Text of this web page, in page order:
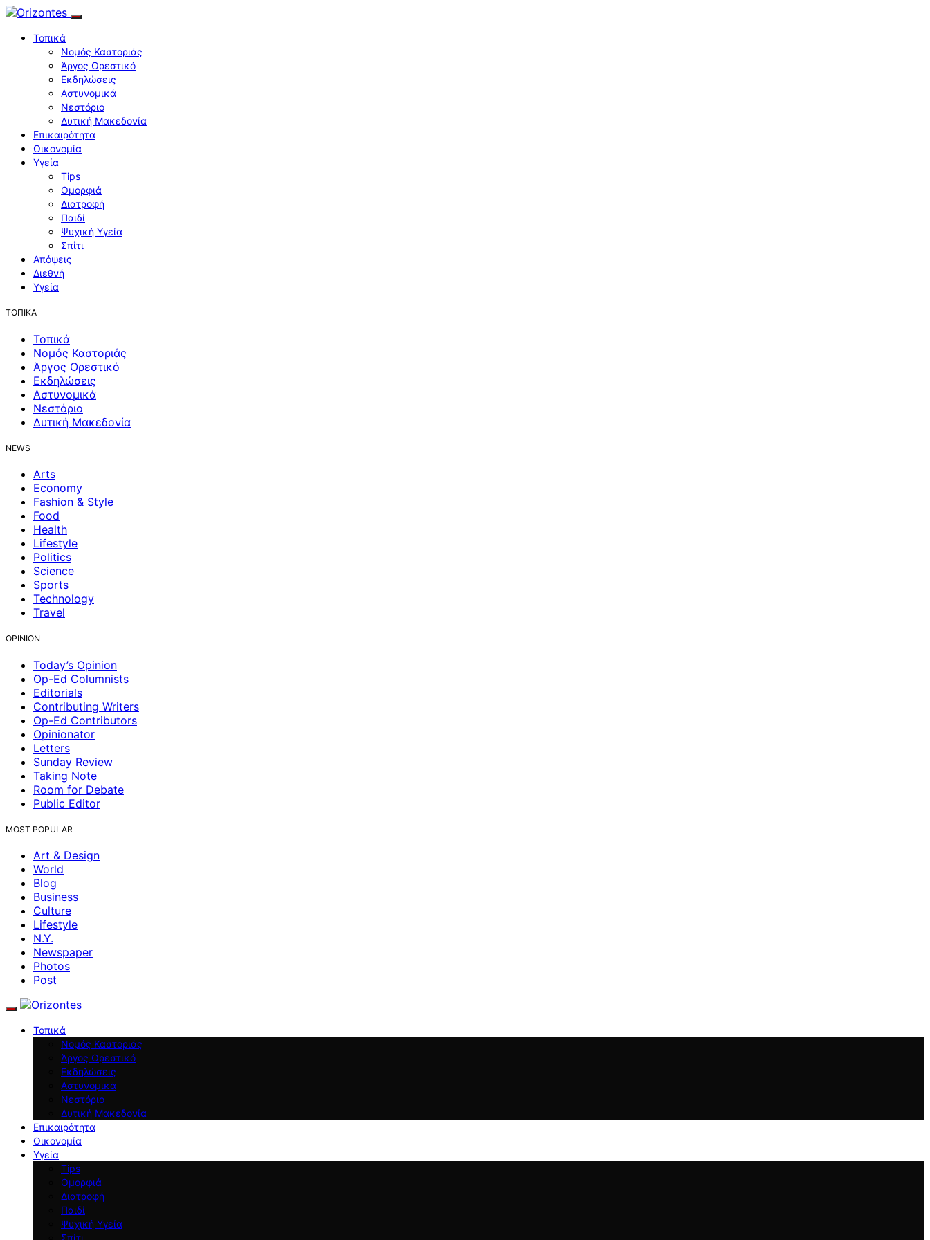
Τοπικά
Νομός Καστοριάς
Άργος Ορεστικό
Εκδηλώσεις
Αστυνομικά
Νεστόριο
Δυτική Μακεδονία
Επικαιρότητα
Οικονομία
Υγεία
Tips
Ομορφιά
Διατροφή
Παιδί
Ψυχική Υγεία
Σπίτι
Απόψεις
Διεθνή
Υγεία
ΤΟΠΙΚΑ
Τοπικά
Νομός Καστοριάς
Άργος Ορεστικό
Εκδηλώσεις
Αστυνομικά
Νεστόριο
Δυτική Μακεδονία
NEWS
Arts
Economy
Fashion & Style
Food
Health
Lifestyle
Politics
Science
Sports
Technology
Travel
OPINION
Today’s Opinion
Op-Ed Columnists
Editorials
Contributing Writers
Op-Ed Contributors
Opinionator
Letters
Sunday Review
Taking Note
Room for Debate
Public Editor
MOST POPULAR
Art & Design
World
Blog
Business
Culture
Lifestyle
N.Y.
Newspaper
Photos
Post
Τοπικά
Νομός Καστοριάς
Άργος Ορεστικό
Εκδηλώσεις
Αστυνομικά
Νεστόριο
Δυτική Μακεδονία
Επικαιρότητα
Οικονομία
Υγεία
Tips
Ομορφιά
Διατροφή
Παιδί
Ψυχική Υγεία